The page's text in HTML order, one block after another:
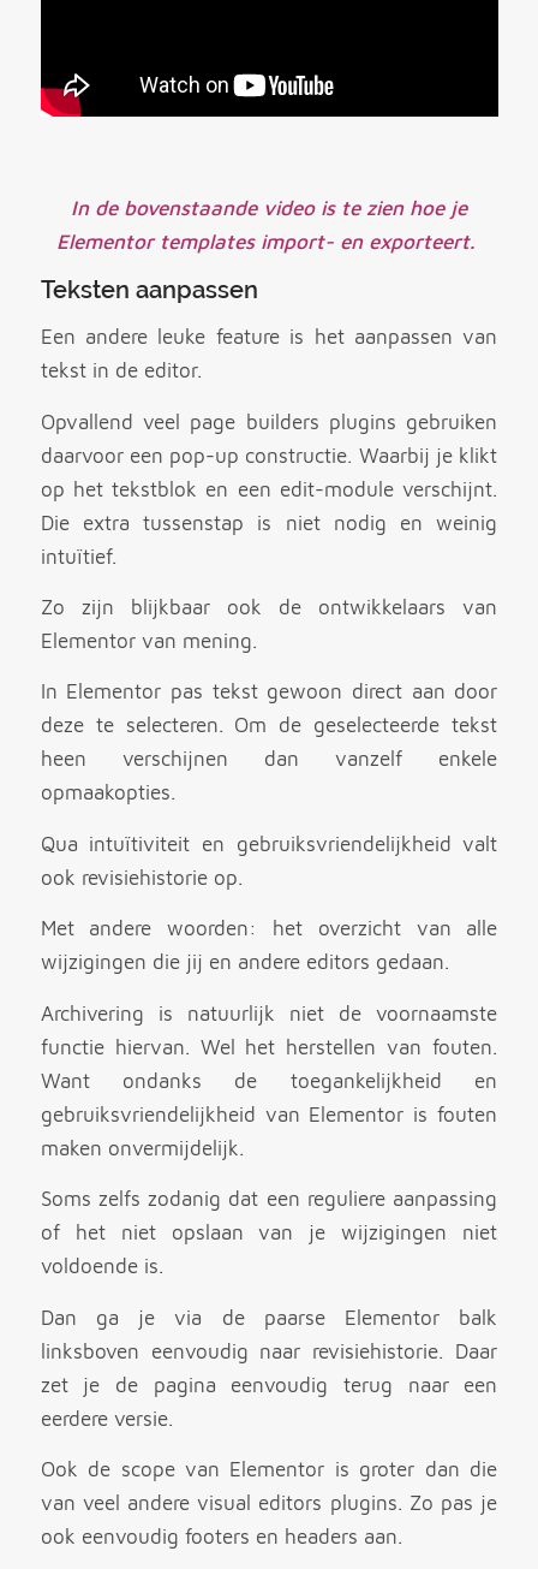
In de bovenstaande video is te zien hoe je
Elementor templates import- en exporteert.
Teksten aanpassen
Een andere leuke feature is het aanpassen van
tekst in de editor.
Opvallend veel page builders plugins gebruiken
daarvoor een pop-up constructie. Waarbij je klikt
op het tekstblok en een edit-module verschijnt.
Die extra tussenstap is niet nodig en weinig
intuïtief.
Zo zijn blijkbaar ook de ontwikkelaars van
Elementor van mening.
In Elementor pas tekst gewoon direct aan door
deze te selecteren. Om de geselecteerde tekst
heen verschijnen dan vanzelf enkele
opmaakopties.
Qua intuïtiviteit en gebruiksvriendelijkheid valt
ook revisiehistorie op.
Met andere woorden: het overzicht van alle
wijzigingen die jij en andere editors gedaan.
Archivering is natuurlijk niet de voornaamste
functie hiervan. Wel het herstellen van fouten.
Want ondanks de toegankelijkheid en
gebruiksvriendelijkheid van Elementor is fouten
maken onvermijdelijk.
Soms zelfs zodanig dat een reguliere aanpassing
of het niet opslaan van je wijzigingen niet
voldoende is.
Dan ga je via de paarse Elementor balk
linksboven eenvoudig naar revisiehistorie. Daar
zet je de pagina eenvoudig terug naar een
eerdere versie.
Ook de scope van Elementor is groter dan die
van veel andere visual editors plugins. Zo pas je
ook eenvoudig footers en headers aan.